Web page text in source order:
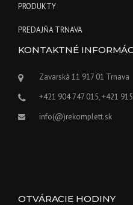
PRODUKTY
PREDAJŇA TRNAVA
KONTAKTNÉ
Zavarská 11 917 01 Trnava
+421 904 747 015, +421
info(@)rekomplett.sk
OTVÁRACIE HODINY